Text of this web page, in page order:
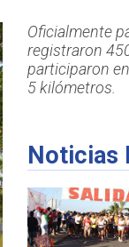
Oficialmente
registraron
participaron
5 kilómetros.
Noticias